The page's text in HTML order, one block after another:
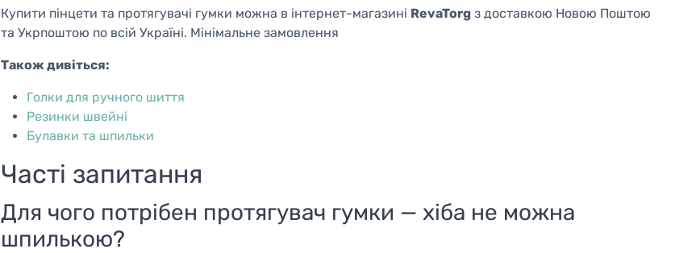
Купити пінцети та протягувачі гумки можна в інтернет-магазині RevaTorg з доставкою Новою Поштою
та Укрпоштою по всій Україні. Мінімальне замовлення
Також дивіться:
Голки для ручного шиття
Резинки швейні
Булавки та шпильки
Часті запитання
Для чого потрібен протягувач гумки — хіба не можна
шпилькою?